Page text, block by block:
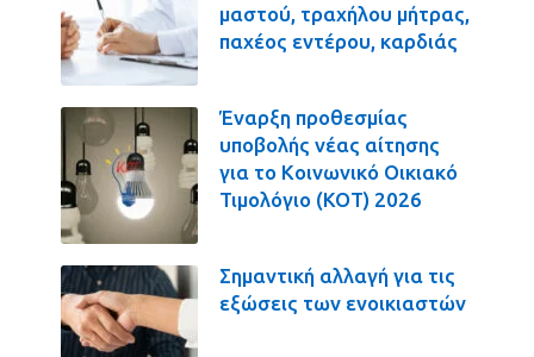
μαστού, τραχήλου μήτρας,
παχέος εντέρου, καρδιάς
Έναρξη προθεσμίας
υποβολής νέας αίτησης
για το Κοινωνικό Οικιακό
Τιμολόγιο (ΚΟΤ) 2026
Σημαντική αλλαγή για τις
εξώσεις των ενοικιαστών